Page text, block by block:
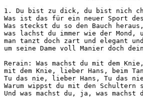
1. Du bist zu dick, du bist nich
Was ist das für ein neuer Sport des
Was steckst du so den Bauch
was lachst du immer wie der
man tanzt doch zart und elegant
um seine Dame voll Manier doch
Rerain: Was machst du mit dem
mit dem Knie, lieber Hans, beim
Tu das nie, lieber Hans, Tu das
Warum wippst du mit den Schultern
Und was machst du, ja, was